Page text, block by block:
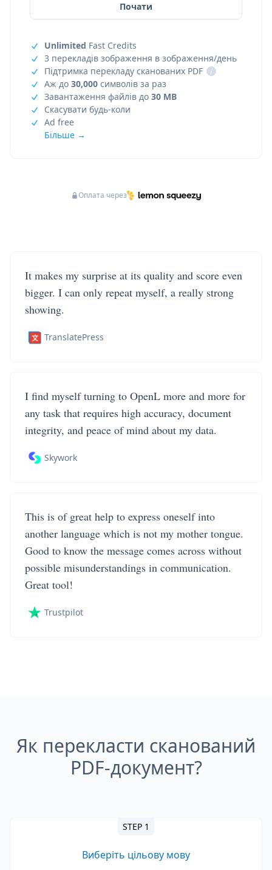
Почати
Unlimited Fast Credits
3 перекладів зображення в зображення/день
Підтримка перекладу сканованих PDF
i
Аж до 30,000 символів за раз
Завантаження файлів до 30 MB
Скасувати будь-коли
Ad free
Більше →
Оплата через
It makes my surprise at its quality and score even
bigger. I can only repeat myself, a really strong
showing.
TranslatePress
I find myself turning to OpenL more and more for
any task that requires high accuracy, document
integrity, and peace of mind about my data.
Skywork
This is of great help to express oneself into
another language which is not my mother tongue.
Good to know the message comes across without
possible misunderstandings in communication.
Great tool!
Trustpilot
Як перекласти сканований
PDF-документ?
STEP 1
Виберіть цільову мову